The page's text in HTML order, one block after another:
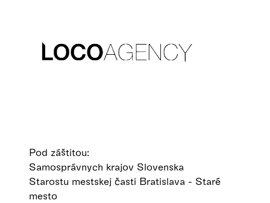
Pod záštitou:
Samosprávnych krajov Slovenska
Starostu mestskej časti Bratislava - Staré
mesto